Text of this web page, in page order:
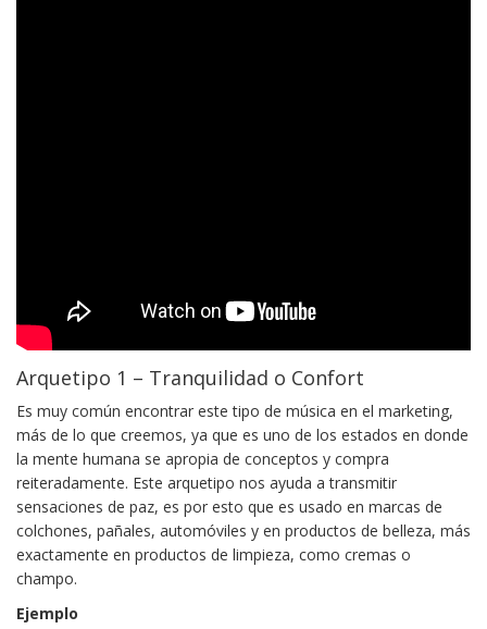
Arquetipo 1 – Tranquilidad o Confort
Es muy común encontrar este tipo de música en el marketing,
más de lo que creemos, ya que es uno de los estados en donde
la mente humana se apropia de conceptos y compra
reiteradamente. Este arquetipo nos ayuda a transmitir
sensaciones de paz, es por esto que es usado en marcas de
colchones, pañales, automóviles y en productos de belleza, más
exactamente en productos de limpieza, como cremas o
champo.
Ejemplo